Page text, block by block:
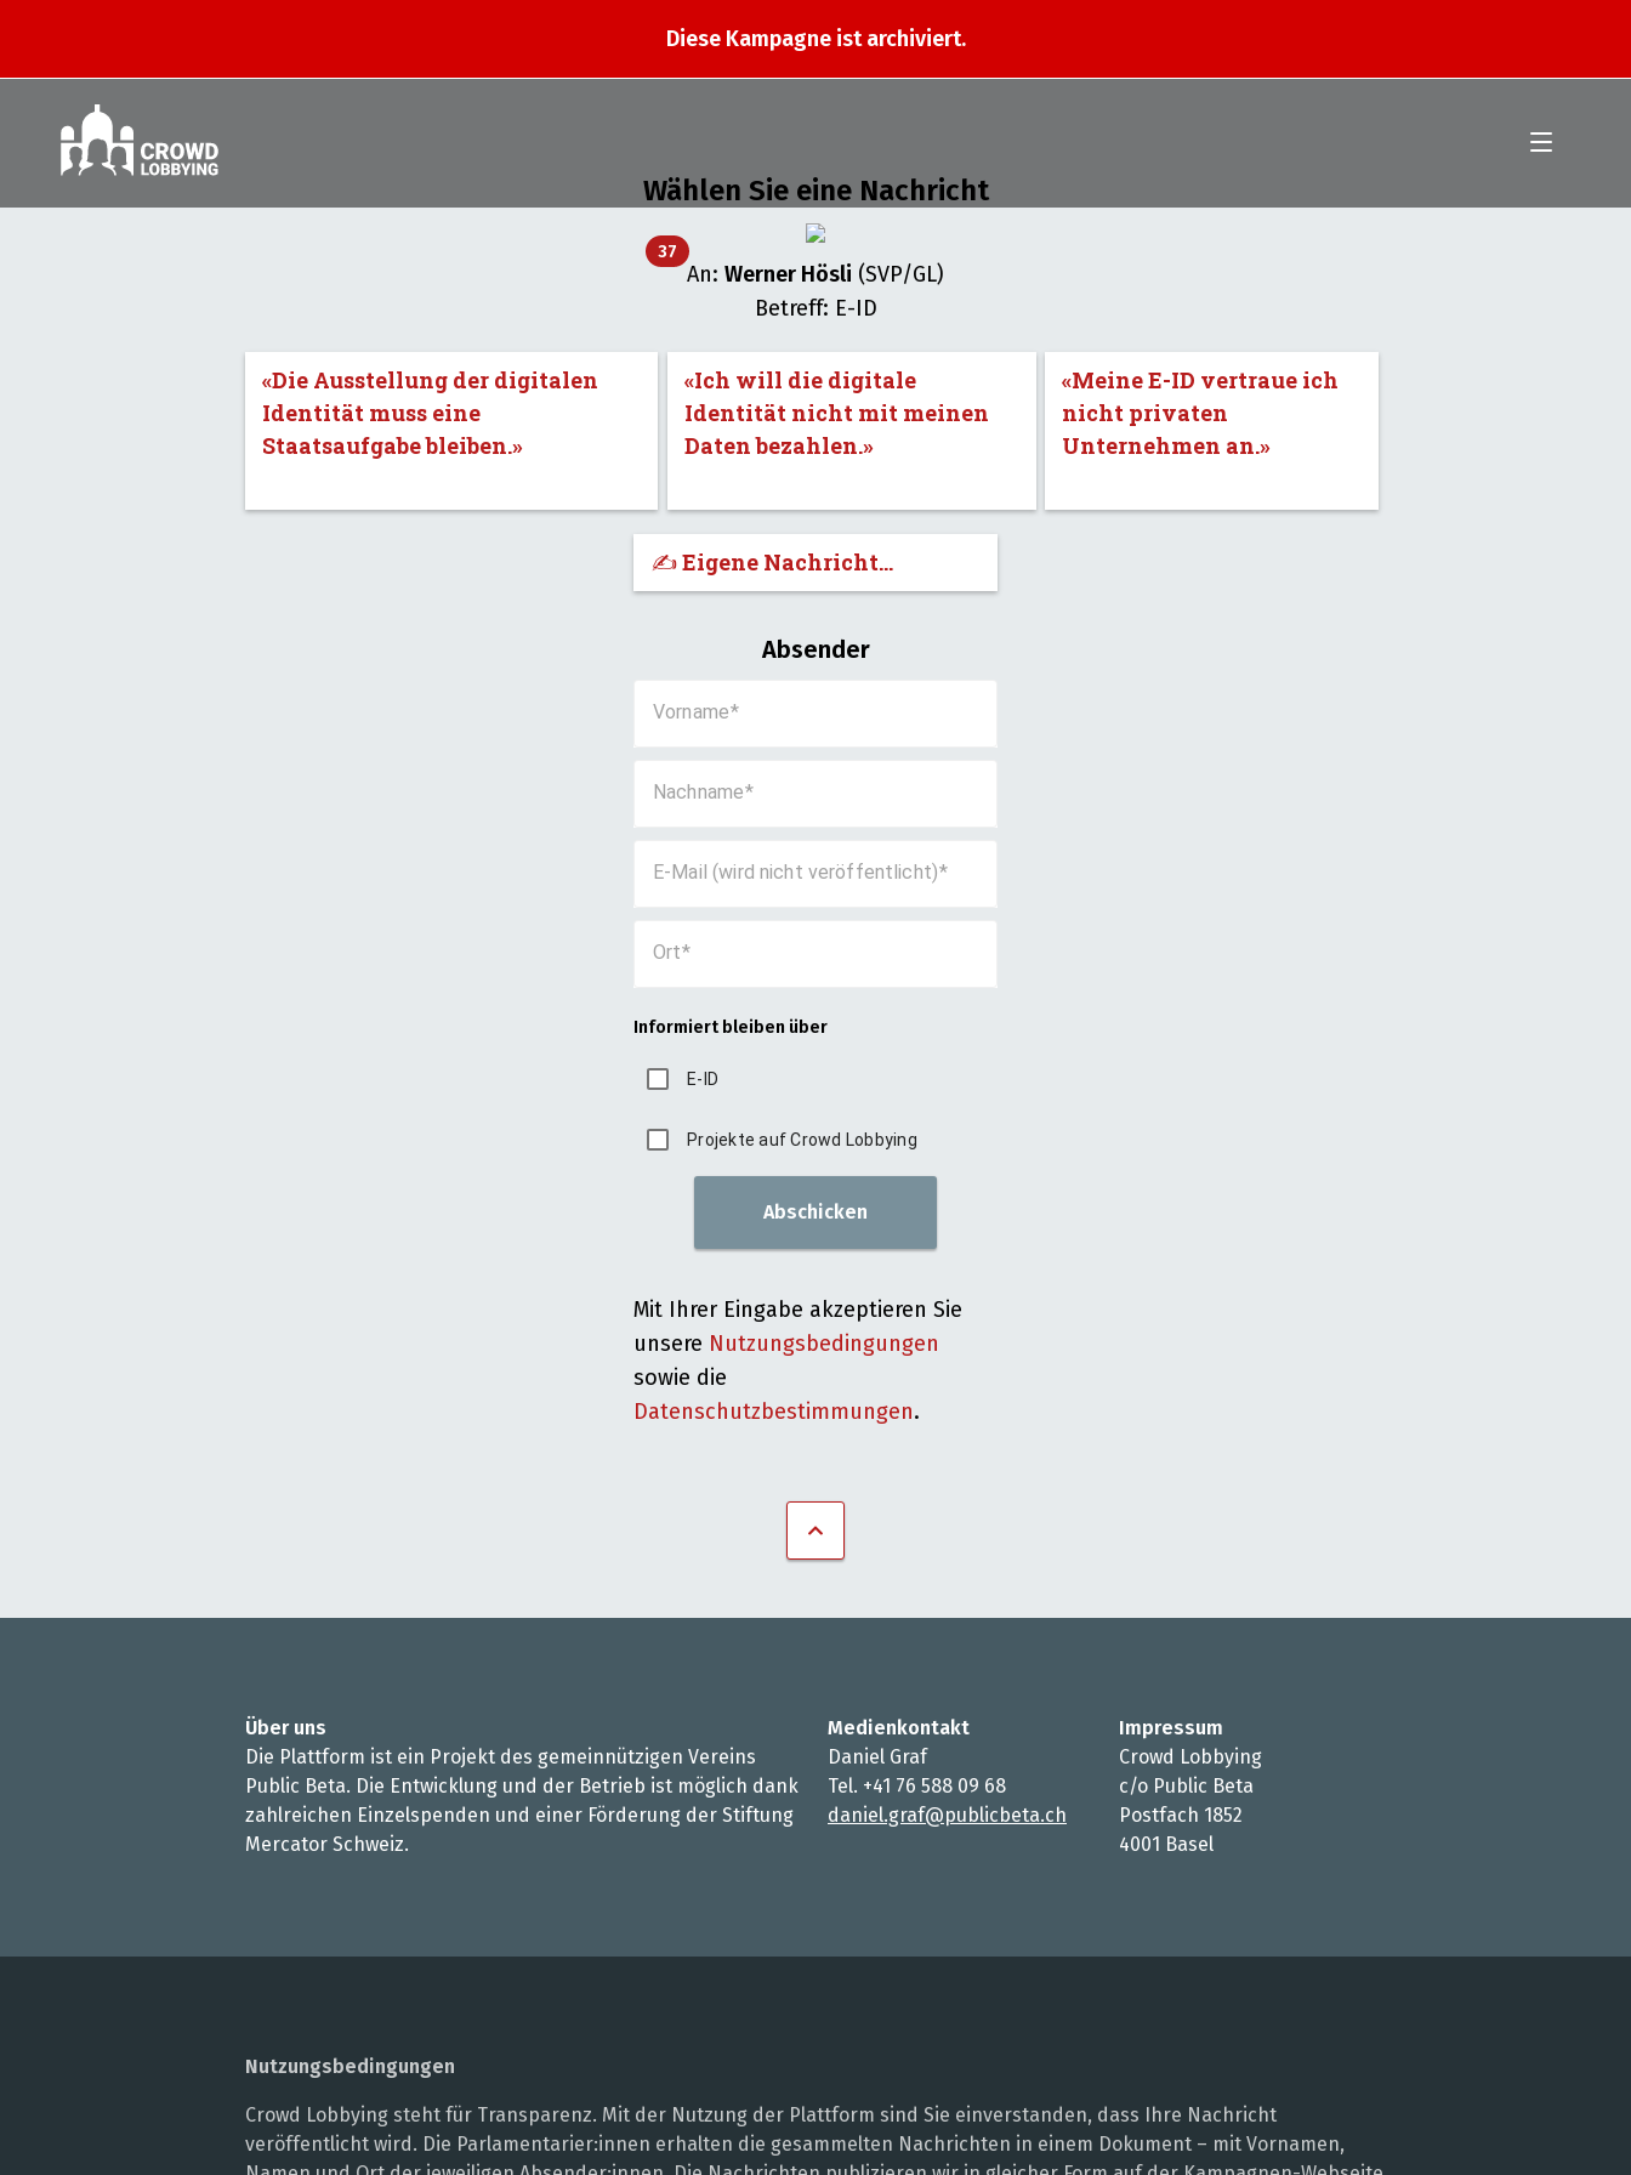
Diese Kampagne ist archiviert.
Wählen Sie eine Nachricht
37
An: Werner Hösli (SVP/GL)
Betreff: E-ID
«Die Ausstellung der digitalen
Identität muss eine
Staatsaufgabe bleiben.»
«Ich will die digitale
Identität nicht mit meinen
Daten bezahlen.»
«Meine E-ID vertraue ich
nicht privaten
Unternehmen an.»
✍️ Eigene Nachricht...
Absender
Vorname
Nachname
E-Mail (wird nicht veröffentlicht)
Ort
Informiert bleiben über
E-ID
Projekte auf Crowd Lobbying
Abschicken
Mit Ihrer Eingabe akzeptieren Sie
unsere Nutzungsbedingungen
sowie die
Datenschutzbestimmungen.
Über uns
Die Plattform ist ein Projekt des gemeinnützigen Vereins
Public Beta. Die Entwicklung und der Betrieb ist möglich dank
zahlreichen Einzelspenden und einer Förderung der Stiftung
Mercator Schweiz.
Medienkontakt
Daniel Graf
Tel. +41 76 588 09 68
daniel.graf@publicbeta.ch
Impressum
Crowd Lobbying
c/o Public Beta
Postfach 1852
4001 Basel
Nutzungsbedingungen
Crowd Lobbying steht für Transparenz. Mit der Nutzung der Plattform sind Sie einverstanden, dass Ihre Nachricht
veröffentlicht wird. Die Parlamentarier:innen erhalten die gesammelten Nachrichten in einem Dokument – mit Vornamen,